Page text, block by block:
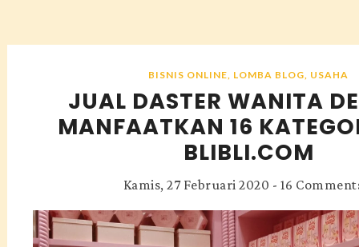
BISNIS ONLINE, LOMBA BLOG, USAHA
JUAL DASTER WANITA
MANFAATKAN 16
BLIBLI.COM
Kamis, 27 Februari 2020 - 16